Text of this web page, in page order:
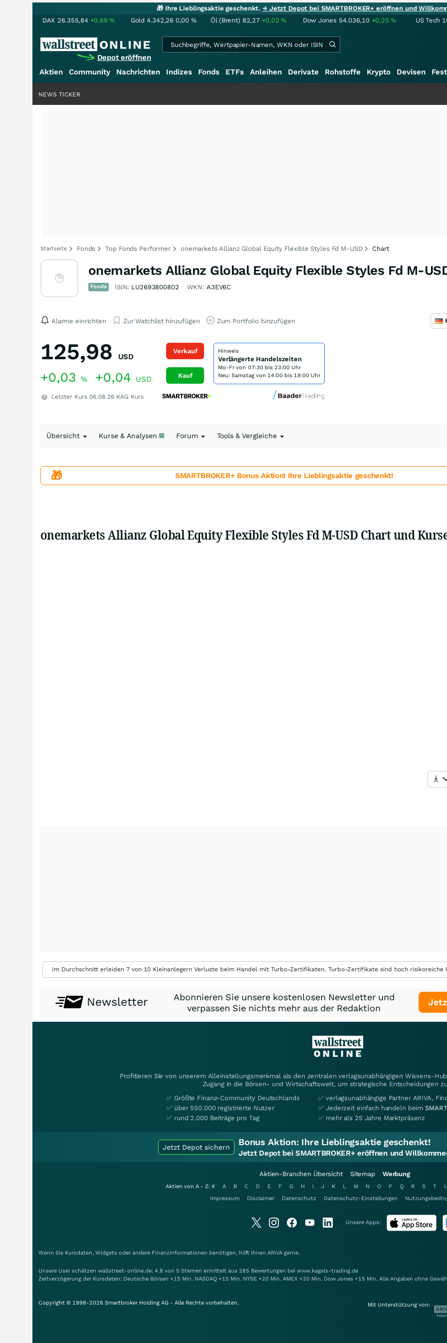
🎁 Ihre Lieblingsaktie geschenkt.→ Jetzt Depot bei SMARTBROKER+ eröffnen und
DAX 26.355,84 +0,69% Gold 4.342,26 0,00 % Öl (Brent) 82,27 +0,02% Dow Jones 54.036,10 +0,25% US Tech
Depot eröffnen
Aktien
Community Nachrichten Indizes Fonds ETFs Anleihen Derivate Rohstoffe Krypto Devisen
NEWS TICKER
Startseite Fonds Top Fonds Performer onemarkets Allianz Global Equity Flexible Styles Fd M-USD Chart
onemarkets Allianz Global Equity Flexible Styles Fd M-
Fonds ISIN: LU2693800802 WKN: A3EV6C
Alarme einrichten Zur Watchlist hinzufügen Zum Portfolio hinzufügen
125,98 USD
+0,03 % +0,04 USD
Letzter Kurs 06.08.26 KAG Kurs
Verkauf
Kauf
Hinweis
Verlängerte Handelszeiten
Mo-Fr von 07:30 bis 23:00 Uhr
Neu: Samstag von 14:00 bis 19:00 Uhr
Übersicht Kurse & Analysen Forum Tools & Vergleiche
🎁 SMARTBROKER+ Bonus Aktion! Ihre Lieblingsaktie geschenkt!
onemarkets Allianz Global Equity Flexible Styles Fd M-USD Chart und
Im Durchschnitt erleiden 7 von 10 Kleinanlegern Verluste beim Handel mit Turbo-Zertifikaten. Turbo-Zertifikate sind hoch
Newsletter
Abonnieren Sie unsere kostenlosen Newsletter und
verpassen Sie nichts mehr aus der Redaktion
Profitieren Sie von unserem Alleinstellungsmerkmal als den zentralen verlagsunabhängigen Wissens-
Zugang in die Börsen- und Wirtschaftswelt, um strategische Entscheidungen
✅ Größte Finanz-Community Deutschlands
✅ über 550.000 registrierte Nutzer
✅ rund 2.000 Beiträge pro Tag
✅ verlagsunabhängige Partner ARIVA,
✅ Jederzeit einfach handeln beim
✅ mehr als 25 Jahre Marktpräsenz
Jetzt Depot sichern Bonus Aktion: Ihre Lieblingsaktie geschenkt!
Jetzt Depot bei SMARTBROKER+ eröffnen und
Aktien-Branchen Übersicht Sitemap Werbung
Aktien von A - Z: # A B C D E F G H I J K L M N O P Q R S T
Impressum
Disclaimer Datenschutz Datenschutz-Einstellungen
Unsere Apps:
Wenn Sie Kursdaten, Widgets oder andere Finanzinformationen benötigen, hilft Ihnen ARIVA gerne.
Unsere User schätzen wallstreet-online.de: 4.8 von 5 Sternen ermittelt aus 285 Bewertungen bei www.kagels-trading.de
Zeitverzögerung der Kursdaten: Deutsche Börsen +15 Min. NASDAQ +15 Min. NYSE +20 Min. AMEX +20 Min. Dow Jones +15 Min. Alle Angaben ohne
Copyright © 1998-2026 Smartbroker Holding AG - Alle Rechte vorbehalten. Mit Unterstützung von: